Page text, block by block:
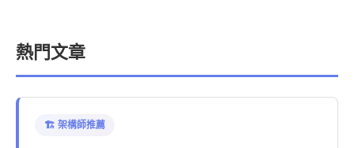
熱門文章
🏗️ 架構師推薦